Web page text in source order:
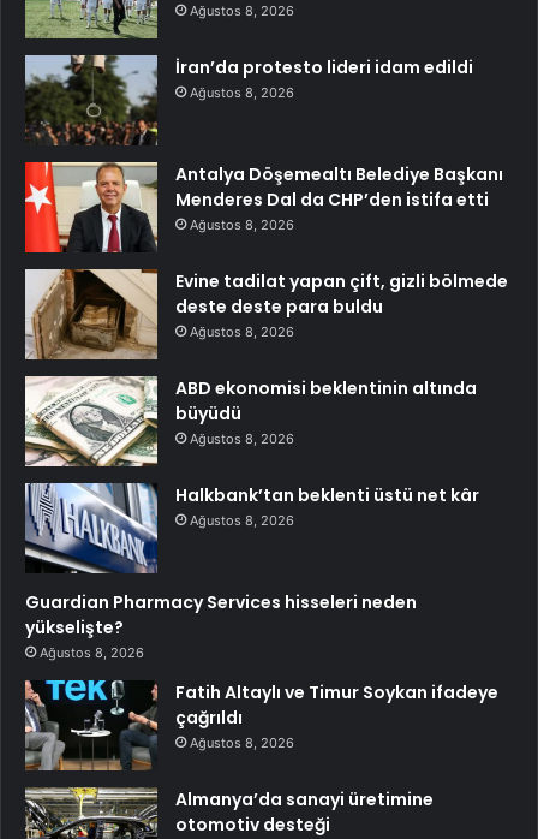
Ağustos 8, 2026
İran’da protesto lideri idam edildi
Ağustos 8, 2026
Antalya Döşemealtı Belediye Başkanı
Menderes Dal da CHP’den istifa etti
Ağustos 8, 2026
Evine tadilat yapan çift, gizli bölmede
deste deste para buldu
Ağustos 8, 2026
ABD ekonomisi beklentinin altında
büyüdü
Ağustos 8, 2026
Halkbank’tan beklenti üstü net kâr
Ağustos 8, 2026
Guardian Pharmacy Services hisseleri neden
yükselişte?
Ağustos 8, 2026
Fatih Altaylı ve Timur Soykan ifadeye
çağrıldı
Ağustos 8, 2026
Almanya’da sanayi üretimine
otomotiv desteği